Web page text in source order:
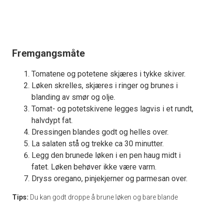
Fremgangsmåte
Tomatene og potetene skjæres i tykke skiver.
Løken skrelles, skjæres i ringer og brunes i
blanding av smør og olje.
Tomat- og potetskivene legges lagvis i et rundt,
halvdypt fat.
Dressingen blandes godt og helles over.
La salaten stå og trekke ca 30 minutter.
Legg den brunede løken i en pen haug midt i
fatet. Løken behøver ikke være varm.
Dryss oregano, pinjekjerner og parmesan over.
Tips: Du kan godt droppe å brune løken og bare blande